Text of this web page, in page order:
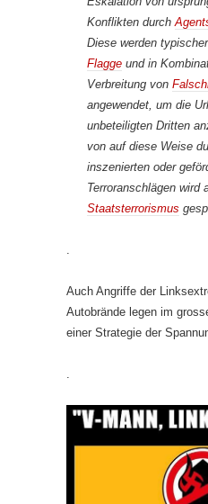
Konflikten durch
Diese werden
Flagge und in
Verbreitung von
angewendet, um die
unbeteiligten Dritten
von auf diese Weise
inszenierten oder
Terroranschlägen wird
Staatsterrorismus
.
Auch Angriffe der
Autobrände legen im
einer Strategie der
.